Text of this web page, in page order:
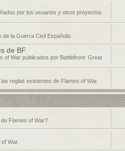
por los usuarios y otros proyectos
la Guerra Civil Española.
de BF
of War publicados por Battlefront: Great
reglas existentes de Flames of War.
Flames of War?
War.